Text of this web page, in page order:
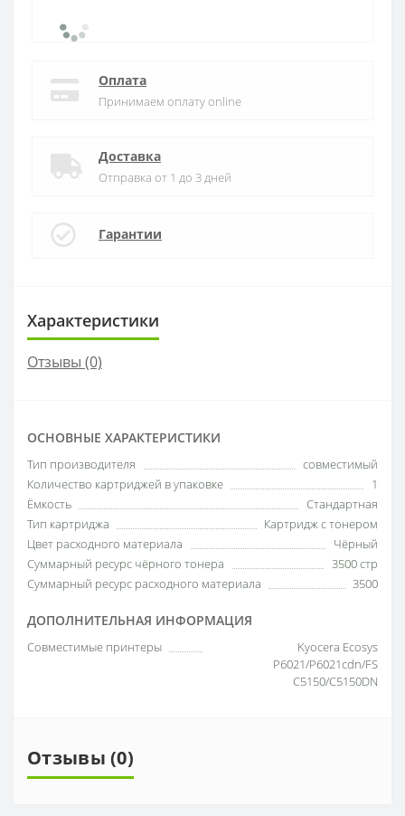
Оплата
Принимаем оплату online
Доставка
Отправка от 1 до 3 дней
Гарантии
Характеристики
Отзывы (0)
ОСНОВНЫЕ ХАРАКТЕРИСТИКИ
Тип производителя
совместимый
Количество картриджей в упаковке
1
Ёмкость
Стандартная
Тип картриджа
Картридж с тонером
Цвет расходного материала
Чёрный
Суммарный ресурс чёрного тонера
3500 стр
Суммарный ресурс расходного материала
3500
ДОПОЛНИТЕЛЬНАЯ ИНФОРМАЦИЯ
Совместимые принтеры
Kyocera Ecosys
P6021/P6021cdn/FS
C5150/C5150DN
Отзывы (0)